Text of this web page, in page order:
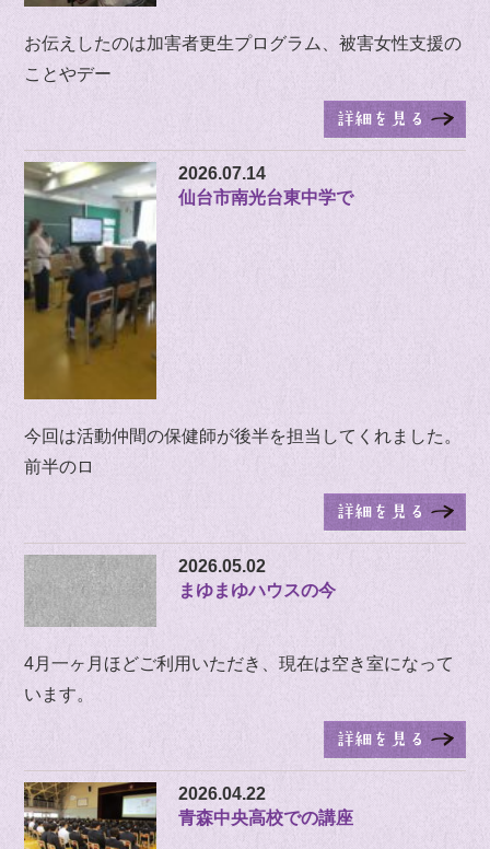
お伝えしたのは加害者更生プログラム、被害女性支援の
ことやデー
2026.07.14
仙台市南光台東中学で
今回は活動仲間の保健師が後半を担当してくれました。
前半のロ
2026.05.02
まゆまゆハウスの今
4月一ヶ月ほどご利用いただき、現在は空き室になって
います。
2026.04.22
青森中央高校での講座